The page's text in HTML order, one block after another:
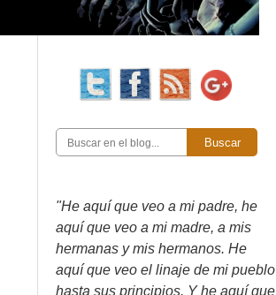
Buscar
"He aquí que veo a mi padre, he
aquí que veo a mi madre, a mis
hermanas y mis hermanos. He
aquí que veo el linaje de mi pueblo
hasta sus principios. Y he aquí que